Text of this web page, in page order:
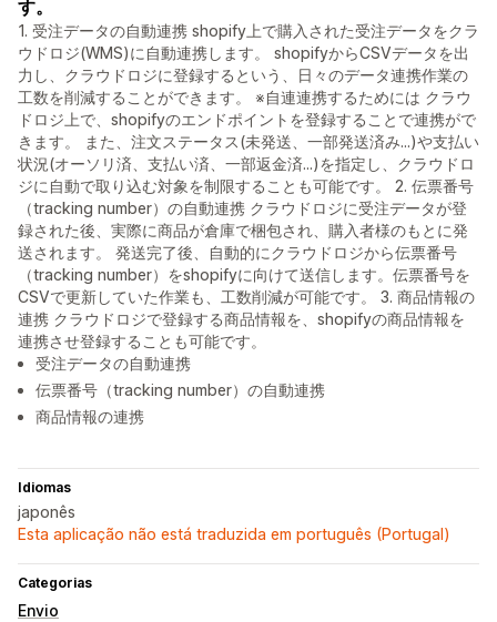
す。
1. 受注データの自動連携 shopify上で購入された受注データをクラ
ウドロジ(WMS)に自動連携します。 shopifyからCSVデータを出
力し、クラウドロジに登録するという、日々のデータ連携作業の
工数を削減することができます。 ※自連連携するためには クラウ
ドロジ上で、shopifyのエンドポイントを登録することで連携がで
きます。 また、注文ステータス(未発送、一部発送済み...)や支払い
状況(オーソリ済、支払い済、一部返金済...)を指定し、クラウドロ
ジに自動で取り込む対象を制限することも可能です。 2. 伝票番号
（tracking number）の自動連携 クラウドロジに受注データが登
録された後、実際に商品が倉庫で梱包され、購入者様のもとに発
送されます。 発送完了後、自動的にクラウドロジから伝票番号
（tracking number）をshopifyに向けて送信します。伝票番号を
CSVで更新していた作業も、工数削減が可能です。 3. 商品情報の
連携 クラウドロジで登録する商品情報を、shopifyの商品情報を
連携させ登録することも可能です。
受注データの自動連携
伝票番号（tracking number）の自動連携
商品情報の連携
Idiomas
japonês
Esta aplicação não está traduzida em português (Portugal)
Categorias
Envio